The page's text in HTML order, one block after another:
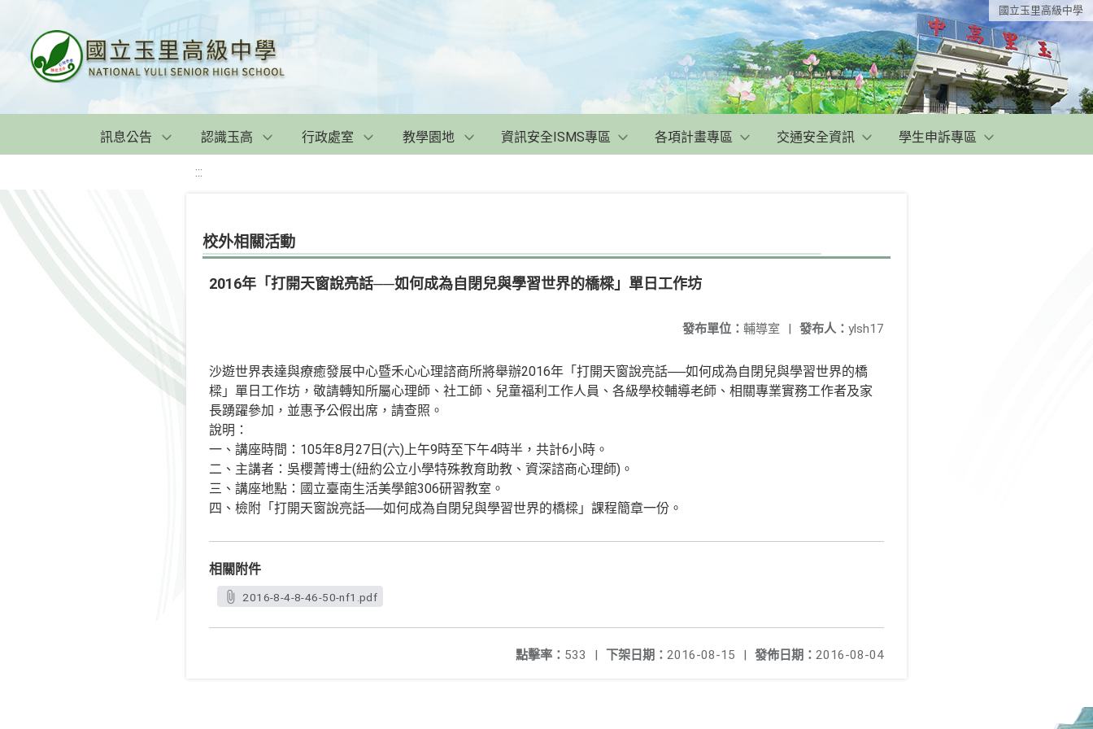
國立玉里高級中學
訊息公告 認識玉高 行政處室 教學園地 資訊安全ISMS專區 各項計畫專區 交通安全資訊 學生申訴專區
:::
校外相關活動
2016年「打開天窗說亮話──如何成為自閉兒與學習世界的橋樑」單日工作坊
發布人： ylsh17
發布單位： 輔導室 |
沙遊世界表達與療癒發展中心暨禾心心理諮商所將舉辦2016年「打開天窗說亮話──如何成為自閉兒與學習世界的橋
樑」單日工作坊，敬請轉知所屬心理師、社工師、兒童福利工作人員、各級學校輔導老師、相關專業實務工作者及家
長踴躍參加，並惠予公假出席，請查照。
說明：
一、講座時間：105年8月27日(六)上午9時至下午4時半，共計6小時。
二、主講者：吳櫻菁博士(紐約公立小學特殊教育助教、資深諮商心理師)。
三、講座地點：國立臺南生活美學館306研習教室。
四、檢附「打開天窗說亮話──如何成為自閉兒與學習世界的橋樑」課程簡章一份。
相關附件
2016-8-4-8-46-50-nf1.pdf
發佈日期： 2016-08-04
下架日期： 2016-08-15 |
點擊率： 533 |